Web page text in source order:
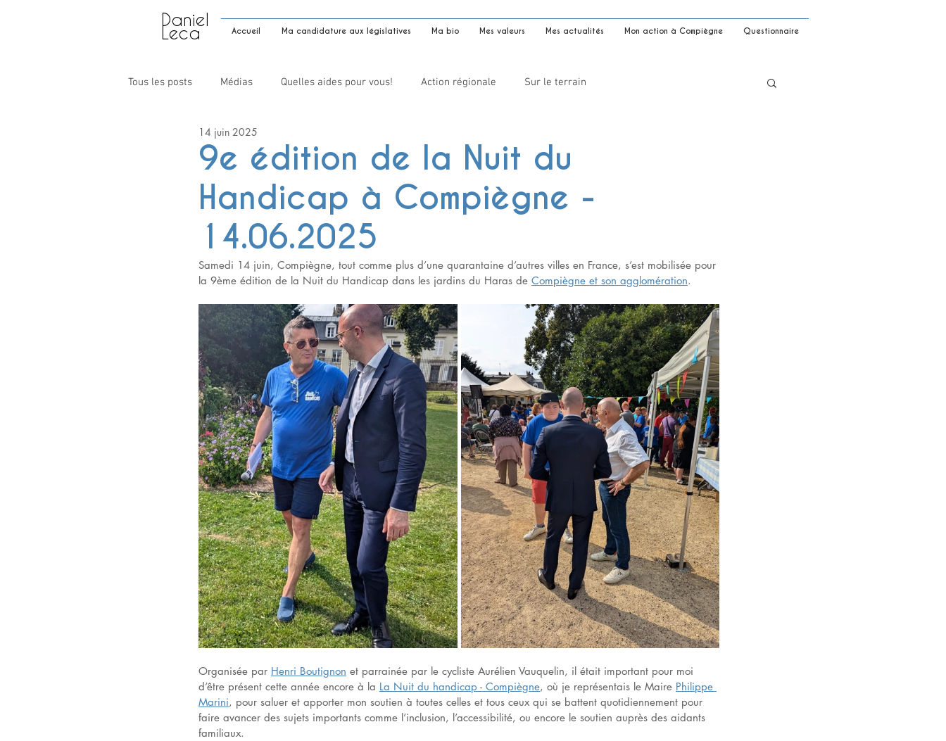
Accueil Ma candidature aux législatives Ma bio Mes valeurs Mes actualités Mon action à Compiègne Questionnaire
Daniel
Leca
Tous les posts Médias Quelles aides pour vous! Action régionale Sur le terrain
9e édition de la Nuit du
Handicap à Compiègne -
14.06.2025
14 juin 2025
Samedi 14 juin, Compiègne, tout comme plus d’une quarantaine d’autres villes en France, s’est mobilisée pour
la 9ème édition de la Nuit du Handicap dans les jardins du Haras de Compiègne et son agglomération.
Organisée par Henri Boutignon et parrainée par le cycliste Aurélien Vauquelin, il était important pour moi
d’être présent cette année encore à la La Nuit du handicap - Compiègne, où je représentais le Maire Philippe
Marini, pour saluer et apporter mon soutien à toutes celles et tous ceux qui se battent quotidiennement pour
faire avancer des sujets importants comme l’inclusion, l’accessibilité, ou encore le soutien auprès des aidants
familiaux.